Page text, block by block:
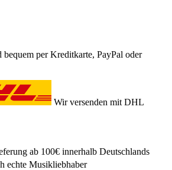
bequem per Kreditkarte, PayPal oder
Wir versenden mit DHL
ab 100€ innerhalb Deutschlands
echte Musikliebhaber